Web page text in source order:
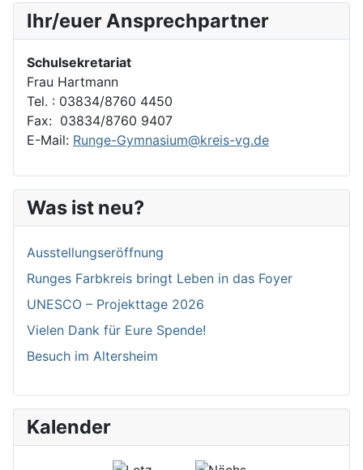
Ihr/euer Ansprechpartner
Schulsekretariat
Frau Hartmann
Tel. : 03834/8760 4450
Fax: 03834/8760 9407
E-Mail: Runge-Gymnasium@kreis-vg.de
Was ist neu?
Ausstellungseröffnung
Runges Farbkreis bringt Leben in das Foyer
UNESCO – Projekttage 2026
Vielen Dank für Eure Spende!
Besuch im Altersheim
Kalender